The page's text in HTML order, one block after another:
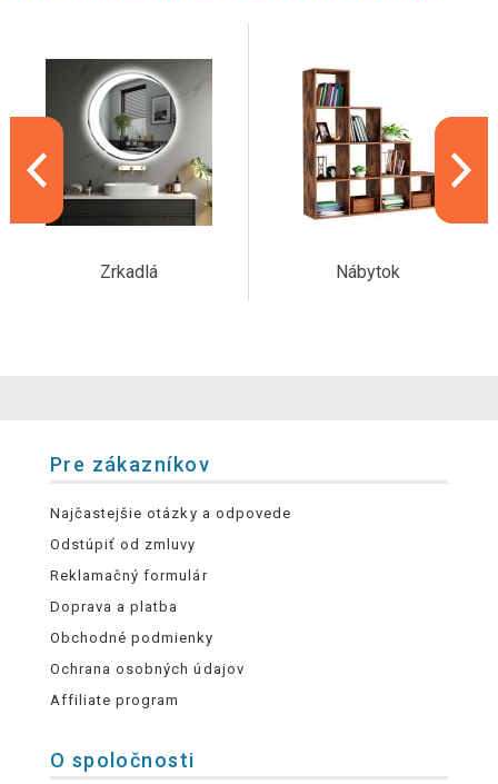
Zrkadlá Nábytok
Pre zákazníkov
Najčastejšie otázky a odpovede
Odstúpiť od zmluvy
Reklamačný formulár
Doprava a platba
Obchodné podmienky
Ochrana osobných údajov
Affiliate program
O spoločnosti